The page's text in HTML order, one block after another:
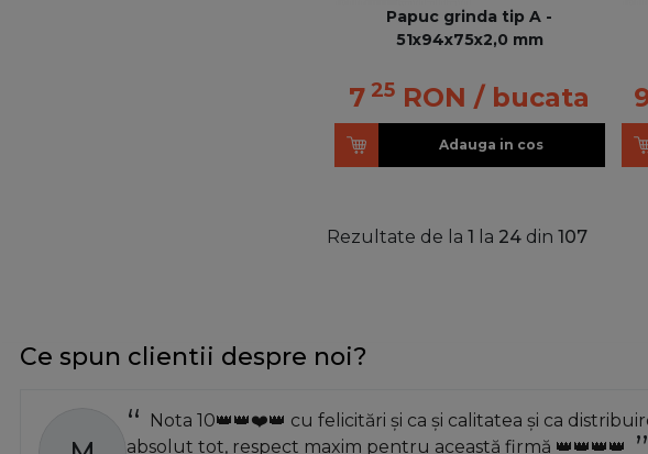
Papuc grinda tip A -
51x94x75x2,0 mm
7 25 RON / bucata
Adauga in cos
Rezultate de la 1 la 24din 107
Ce spun clientii despre noi?
Nota 10👑👑❤️👑 cu felicitări și ca și calitatea și ca
absolut tot, respect maxim pentru această firmă 👑👑👑👑